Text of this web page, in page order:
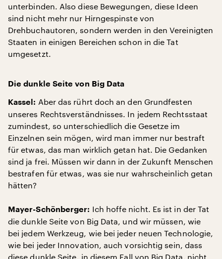
unterbinden. Also diese Bewegungen, diese Ideen
sind nicht mehr nur Hirngespinste von
Drehbuchautoren, sondern werden in den Vereinigten
Staaten in einigen Bereichen schon in die Tat
umgesetzt.
Die dunkle Seite von Big Data
Kassel: Aber das rührt doch an den Grundfesten
unseres Rechtsverständnisses. In jedem Rechtsstaat
zumindest, so unterschiedlich die Gesetze im
Einzelnen sein mögen, wird man immer nur bestraft
für etwas, das man wirklich getan hat. Die Gedanken
sind ja frei. Müssen wir dann in der Zukunft Menschen
bestrafen für etwas, was sie nur wahrscheinlich getan
hätten?
Mayer-Schönberger: Ich hoffe nicht. Es ist in der Tat
die dunkle Seite von Big Data, und wir müssen, wie
bei jedem Werkzeug, wie bei jeder neuen Technologie,
wie bei jeder Innovation, auch vorsichtig sein, dass
diese dunkle Seite, in diesem Fall von Big Data, nicht